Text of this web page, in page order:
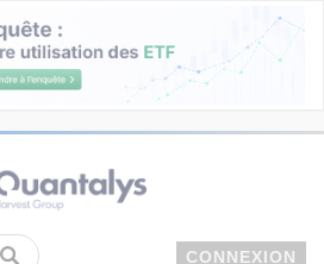
CONNEXION